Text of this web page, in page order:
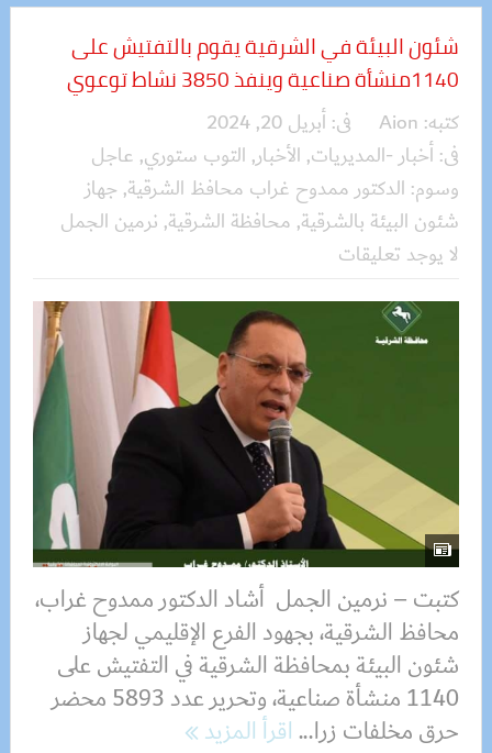
شئون البيئة في الشرقية يقوم بالتفتيش على
1140منشأة صناعية وينفذ 3850 نشاط توعوي
كتبه: Aion فى:أبريل 20, 2024
فى:أخبار -المديريات, الأخبار, التوب ستوري, عاجل
وسوم: الدكتور ممدوح غراب محافظ الشرقية, جهاز
شئون البيئة بالشرقية, محافظة الشرقية, نرمين الجمل
لا يوجد تعليقات
كتبت – نرمين الجمل أشاد الدكتور ممدوح غراب،
محافظ الشرقية، بجهود الفرع الإقليمي لجهاز
شئون البيئة بمحافظة الشرقية في التفتيش على
1140 منشأة صناعية، وتحرير عدد 5893 محضر
حرق مخلفات زرا...اقرأ المزيد